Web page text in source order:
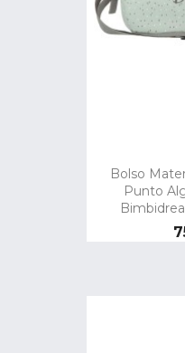
Bolso
Punto